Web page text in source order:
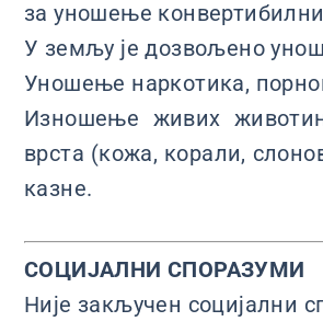
за уношење
У земљу је дозвољено
Уношење наркотика,
Изношење живих
врста (кожа, корали,
казне.
СОЦИЈАЛНИ СПОРАЗУМИ
Није закључен социјални